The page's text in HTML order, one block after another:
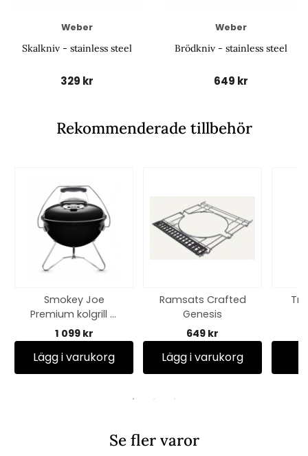
Weber
Skalkniv - stainless steel
329 kr
Weber
Brödkniv - stainless steel
649 kr
Rekommenderade tillbehör
Smokey Joe
Premium kolgrill Ø
37 cm - black
1 099 kr
Lägg i varukorg
Ramsats Crafted
Genesis
649 kr
Lägg i varukorg
Se fler varor